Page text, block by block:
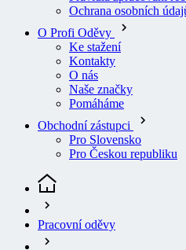
O Profi Oděvy
Ke stažení
Kontakty
O nás
Naše značky
Pomáháme
Obchodní zástupci
Pro Slovensko
Pro Českou republiku
Pracovní oděvy
Trička